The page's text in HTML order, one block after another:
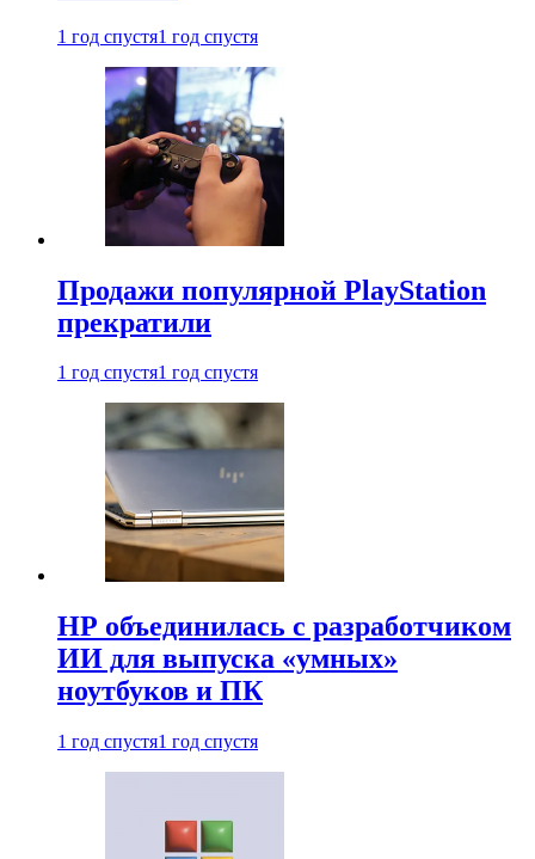
1 год спустя1 год спустя
Продажи популярной PlayStation
прекратили
1 год спустя1 год спустя
HP объединилась с разработчиком
ИИ для выпуска «умных»
ноутбуков и ПК
1 год спустя1 год спустя